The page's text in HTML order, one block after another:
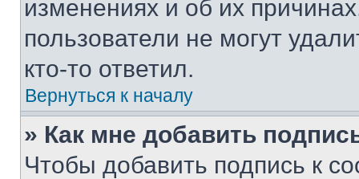
изменениях и об их
пользователи не могут
кто-то ответил.
Вернуться к началу
» Как мне добавить
Чтобы добавить подпись к